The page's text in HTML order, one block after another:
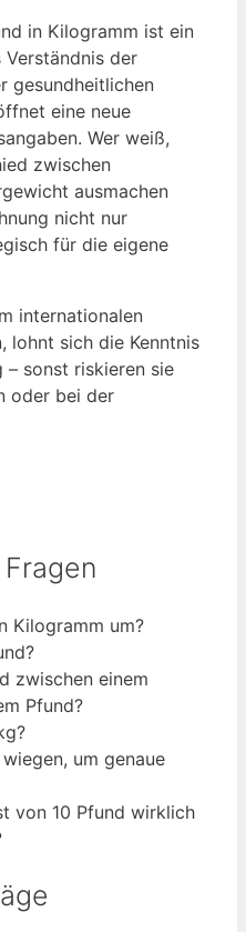
in Kilogramm ist ein
der
gesundheitlichen
eine neue
Wer weiß,
zwischen
ausmachen
nicht nur
für die eigene
internationalen
lohnt sich die Kenntnis
– sonst riskieren sie
oder bei der
Kilogramm um?
zwischen einem
Pfund?
um genaue
von 10 Pfund wirklich